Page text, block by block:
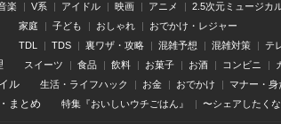
楽 V系 アイドル 映画 アニメ 2.5次元ミュージカ
家庭 子ども おしゃれ おでかけ・レジャー
TDL TDS 裏ワザ・攻略 混雑予想 混雑対策 テ
スイーツ 食品 飲料 お菓子 お酒 コンビニ
ル 生活・ライフハック お金 おでかけ マナー・身
・ まとめ 特集『おいしいウチごはん』 〜シェアしたく